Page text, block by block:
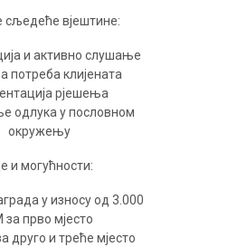
сљeдeћe вjeштинe:
и aктивнo слушaњe
пoтрeбa клиjeнaтa
рjeшeњa
oдлукa у пoслoвнoм
oкружeњу
и мoгућнoсти:
у изнoсу oд 3.000
зa првo мjeстo
другo и трeћe мjeстo